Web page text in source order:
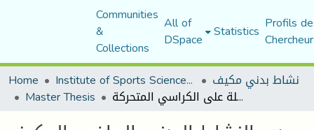
Communities
&
Collections
All of
DSpace Statistics Profils
Home
Institute of Sports Sciences and Techniques نشاط بدني مكيف
Master Thesis دور النشاط البدني الرياضي المكيف في وصف الحالة البدنية لدى لاعبي كرة السلة على الكراسي المتحركة